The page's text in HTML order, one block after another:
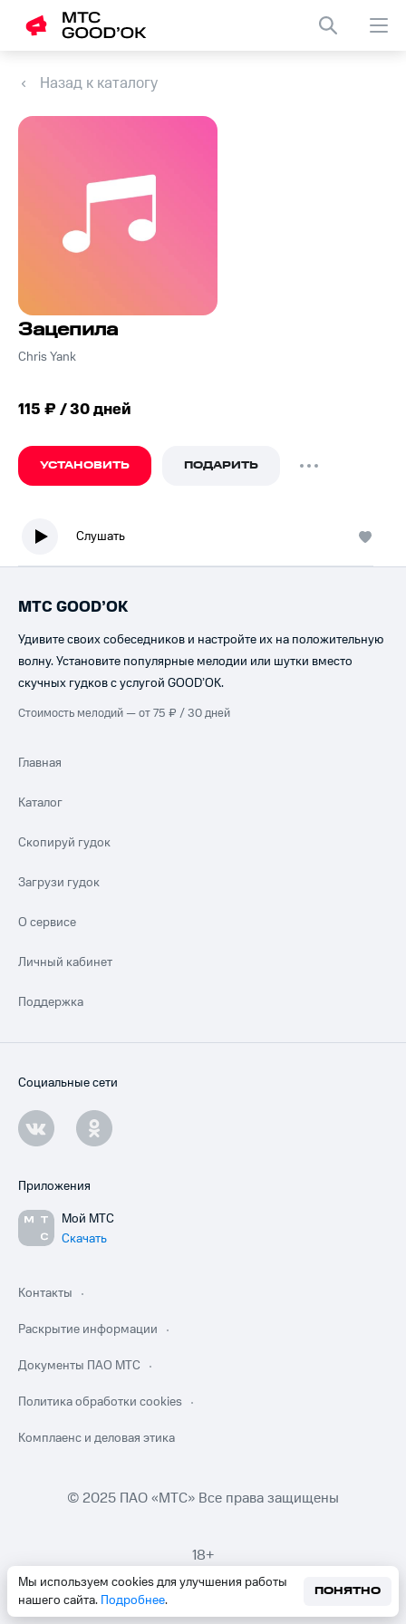
Назад к каталогу
Зацепила
Chris Yank
115 ₽ / 30 дней
УСТАНОВИТЬ ПОДАРИТЬ
Слушать
Мы используем cookies для улучшения работы
нашего сайта. Подробнее.
ПОНЯТНО
МТС GOOD’OK
Удивите своих собеседников и настройте их на положительную
волну. Установите популярные мелодии или шутки вместо
скучных гудков с услугой GOOD’OK.
Стоимость мелодий — от 75 ₽ / 30 дней
Главная
Каталог
Скопируй гудок
Загрузи гудок
О сервисе
Личный кабинет
Поддержка
Социальные сети
Приложения
Мой МТС
Скачать
Контакты
Раскрытие информации
Документы ПАО МТС
Политика обработки cookies
Комплаенс и деловая этика
© 2025 ПАО «МТС» Все права защищены
18+